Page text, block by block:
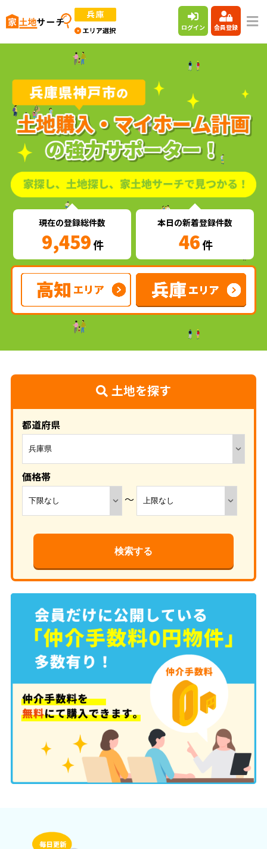
ログイン 会員登録
現在の登録総件数
9,459 件
本日の新着登録件数
46 件
土地を探す
都道府県
価格帯
～